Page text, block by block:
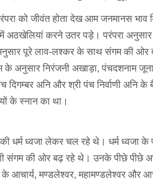
को जीवंत होता देख आम जनमानस भाव
अठखेलियां करने उतर पड़े। परंपरा अनुसार
पूरे लाव-लश्कर के साथ संगम की
के अनुसार निरंजनी अखाड़ा, पंचदशनाम
अनि और श्री पंच निर्वाणी अनि के
के स्नान का था।
ध्वजा लेकर चल रहे थे। धर्म ध्वजा के
संगम की ओर बढ़ रहे थे। उनके पीछे पीछे
आचार्य, मण्डलेश्वर, महामण्डलेश्वर और